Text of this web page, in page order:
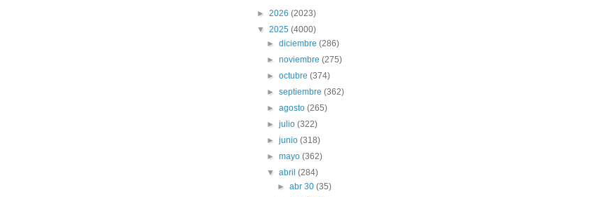
► 2026 (2023)
▼ 2025 (4000)
►diciembre(286)
►noviembre(275)
►octubre(374)
►septiembre(362)
►agosto(265)
►julio(322)
►junio(318)
►mayo(362)
▼abril(284)
► abr 30 (35)